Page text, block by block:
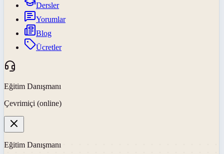
Dersler
Yorumlar
Blog
Ücretler
Eğitim Danışmanı
Çevrimiçi (online)
Eğitim Danışmanı